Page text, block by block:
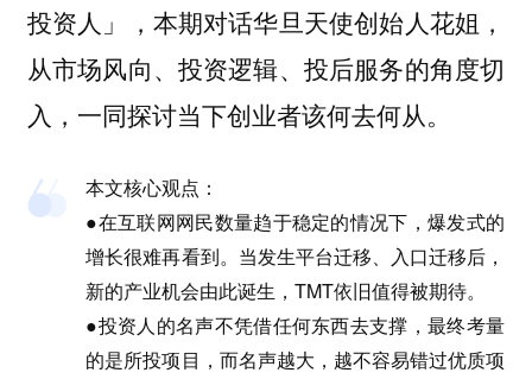
投资人」，本期对话华旦天使创始人花姐，
从市场风向、投资逻辑、投后服务的角度切
入，一同探讨当下创业者该何去何从。
本文核心观点：
●在互联网网民数量趋于稳定的情况下，爆发式的
增长很难再看到。当发生平台迁移、入口迁移后，
新的产业机会由此诞生，TMT依旧值得被期待。
●投资人的名声不凭借任何东西去支撑，最终考量
的是所投项目，而名声越大，越不容易错过优质项